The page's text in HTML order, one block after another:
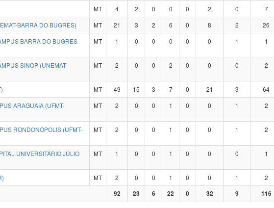
MT 4 2 0 0 0 2 0 7
BARRA DO BUGRES)
MT 21 3 2 6 0 8 2 26
BARRA DO BUGRES
MT 1 0 0 0 0 0 1 1
SINOP (UNEMAT-
MT 2 0 0 2 0 0 0 2
MT 49 15 3 7 0 21 3 64
ARAGUAIA (UFMT-
MT 2 0 0 1 0 0 1 2
RONDONÓPOLIS (UFMT-
MT 2 0 0 1 0 0 1 2
UNIVERSITÁRIO JÚLIO
MT 1 0 0 1 0 0 0 1
MT 2 0 0 1 0 0 1 2
92 23 6 22 0 32 9 116